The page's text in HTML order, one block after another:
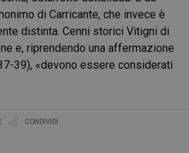
di Carricante, che invece è
distinta. Cenni storici Vitigni di
e, riprendendo una affermazione
39), «devono essere considerati
CONDIVIDI